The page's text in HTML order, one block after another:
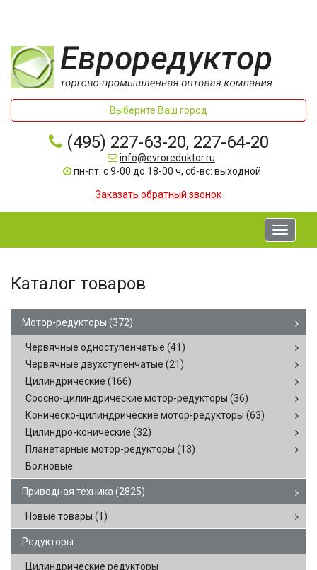
Выберите Ваш город
(495) 227-63-20, 227-64-20
info@evroreduktor.ru
пн-пт: с 9-00 до 18-00 ч, сб-вс: выходной
Заказать обратный звонок
Toggle
Каталог товаров
Мотор-редукторы (372)
Червячные одноступенчатые (41)
Червячные двухступенчатые (21)
Цилиндрические (166)
Соосно-цилиндрические мотор-редукторы (36)
Коническо-цилиндрические мотор-редукторы (63)
Цилиндро-конические (32)
Планетарные мотор-редукторы (13)
Волновые
Приводная техника (2825)
Новые товары (1)
Редукторы
Цилиндрические редукторы